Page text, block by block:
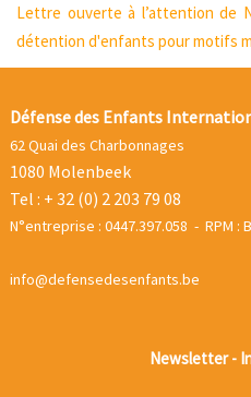
Lettre ouverte à l’attention de
détention d'enfants pour motifs
Défense des Enfants
62 Quai des Charbonnages
1080 Molenbeek
Tel : + 32 (0) 2 203 79 08
N°entreprise : 0447.397.058 - RPM :
info@defensedesenfants.be
Newsletter -